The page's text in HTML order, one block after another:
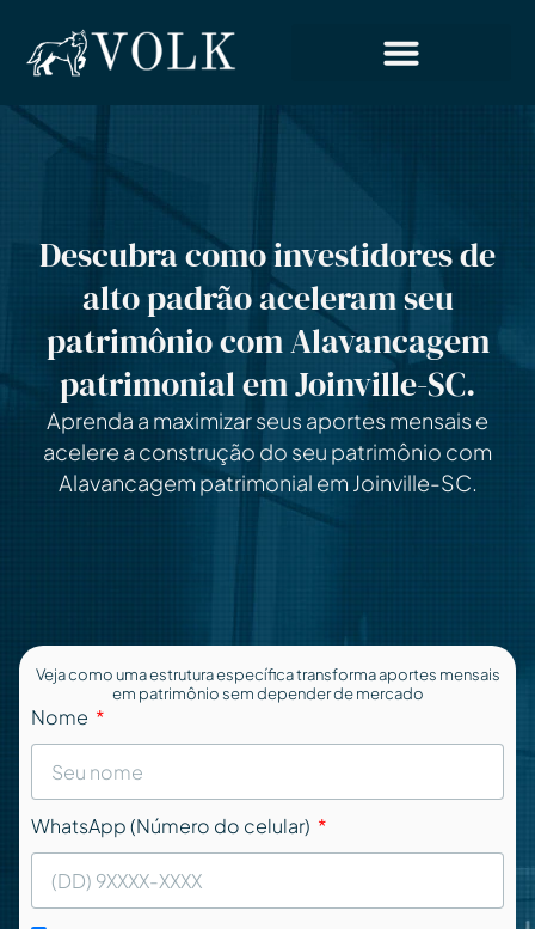
Descubra como investidores de
alto padrão aceleram seu
patrimônio com Alavancagem
patrimonial em Joinville-SC.
Aprenda a maximizar seus aportes mensais e
acelere a construção do seu patrimônio com
Alavancagem patrimonial em Joinville-SC.
Veja como uma estrutura específica transforma aportes mensais
em patrimônio sem depender de mercado
Nome
WhatsApp (Número do celular)